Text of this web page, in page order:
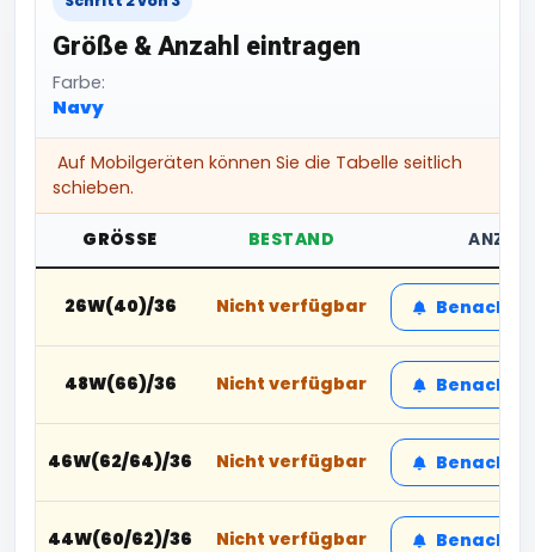
Größe & Anzahl eintragen
Farbe:
Navy
Auf Mobilgeräten können Sie die Tabelle seitlich
schieben.
GRÖSSE BESTAND
26W(40)/36 Nicht verfügbar
48W(66)/36 Nicht verfügbar
46W(62/64)/36 Nicht verfügbar
44W(60/62)/36 Nicht verfügbar